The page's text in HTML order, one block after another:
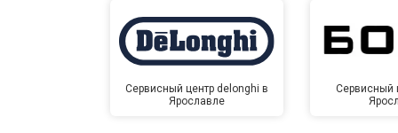
Сервисный центр delonghi в
Ярославле
Сервисный